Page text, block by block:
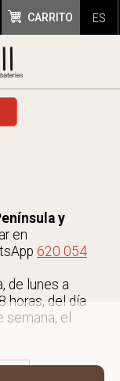
ES
CARRITO
y
en
620 054
de lunes a
horas, del día
semana, el